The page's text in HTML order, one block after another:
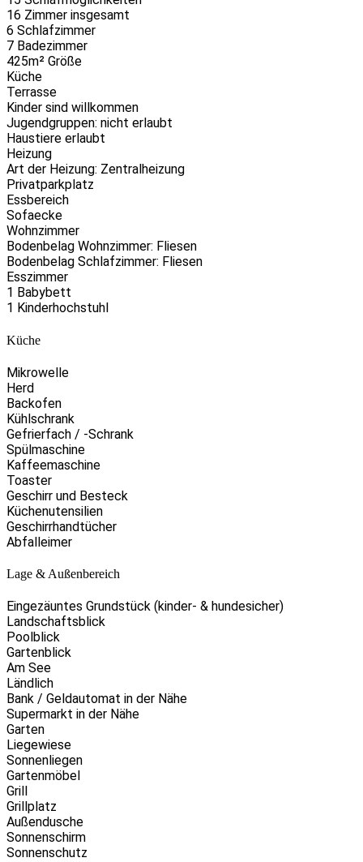
16 Zimmer insgesamt
6 Schlafzimmer
7 Badezimmer
425m² Größe
Küche
Terrasse
Kinder sind willkommen
Jugendgruppen: nicht erlaubt
Haustiere erlaubt
Heizung
Art der Heizung: Zentralheizung
Privatparkplatz
Essbereich
Sofaecke
Wohnzimmer
Bodenbelag Wohnzimmer: Fliesen
Bodenbelag Schlafzimmer: Fliesen
Esszimmer
1 Babybett
1 Kinderhochstuhl
Küche
Mikrowelle
Herd
Backofen
Kühlschrank
Gefrierfach / -Schrank
Spülmaschine
Kaffeemaschine
Toaster
Geschirr und Besteck
Küchenutensilien
Geschirrhandtücher
Abfalleimer
Lage & Außenbereich
Eingezäuntes Grundstück (kinder- & hundesicher)
Landschaftsblick
Poolblick
Gartenblick
Am See
Ländlich
Bank / Geldautomat in der Nähe
Supermarkt in der Nähe
Garten
Liegewiese
Sonnenliegen
Gartenmöbel
Grill
Grillplatz
Außendusche
Sonnenschirm
Sonnenschutz